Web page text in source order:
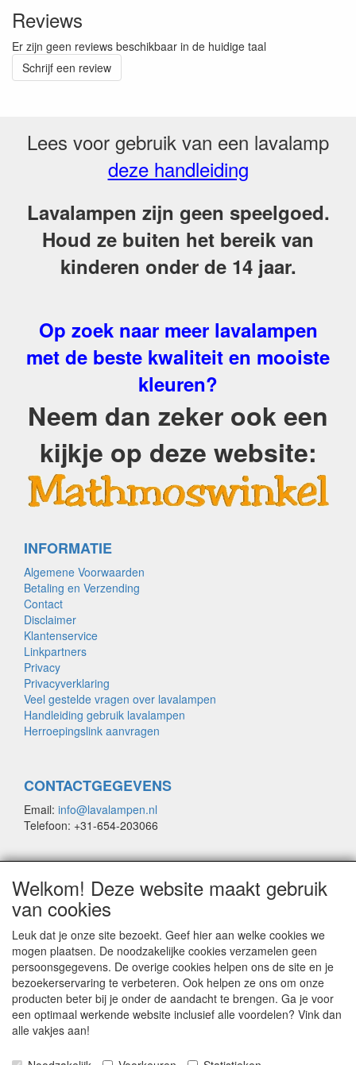
Reviews
Er zijn geen reviews beschikbaar in de huidige taal
Schrijf een review
Lees voor gebruik van een lavalamp
deze handleiding
Lavalampen zijn geen speelgoed.
Houd ze buiten het bereik van
kinderen onder de 14 jaar.
Op zoek naar meer lavalampen
met de beste kwaliteit en mooiste
kleuren?
Neem dan zeker ook een
kijkje op deze website:
INFORMATIE
Algemene Voorwaarden
Betaling en Verzending
Contact
Disclaimer
Klantenservice
Linkpartners
Privacy
Privacyverklaring
Veel gestelde vragen over lavalampen
Handleiding gebruik lavalampen
Herroepingslink aanvragen
CONTACTGEGEVENS
Email: info@lavalampen.nl
Telefoon: +31-654-203066
keer dat er vertraging bij hen optreedt. Meer dan 95% van de
pakketten wordt echter de volgende dag bezorgd.
© COPYRIGHT by Lavalampen.nl
Site Name, Ownership and Design Copyright by
Lavalampen.nl
Copyrighted property may not be distributed, or displayed on
another website, or otherwise copied or reproduced without
Welkom! Deze website maakt gebruik
van cookies
Leuk dat je onze site bezoekt. Geef hier aan welke cookies we
mogen plaatsen. De noodzakelijke cookies verzamelen geen
persoonsgegevens. De overige cookies helpen ons de site en je
bezoekerservaring te verbeteren. Ook helpen ze ons om onze
producten beter bij je onder de aandacht te brengen. Ga je voor
een optimaal werkende website inclusief alle voordelen? Vink dan
alle vakjes aan!